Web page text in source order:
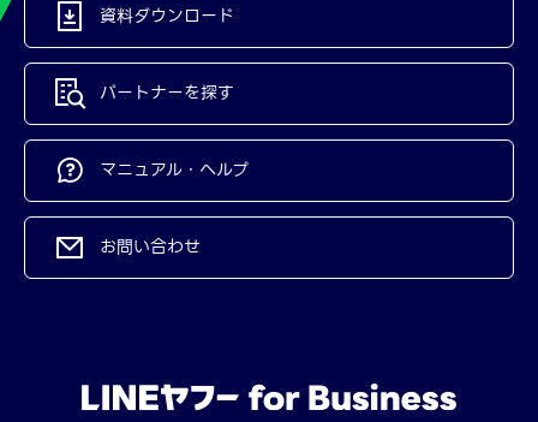
資料ダウンロード
パートナーを探す
マニュアル・ヘルプ
お問い合わせ